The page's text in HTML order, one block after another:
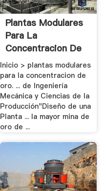
Plantas Modulares
Para La
Concentracion De
Oro
Inicio > plantas modulares
para la concentracion de
oro. ... de Ingeniería
Mecánica y Ciencias de la
Producción"Diseño de una
Planta ... la mayor mina de
oro de ...